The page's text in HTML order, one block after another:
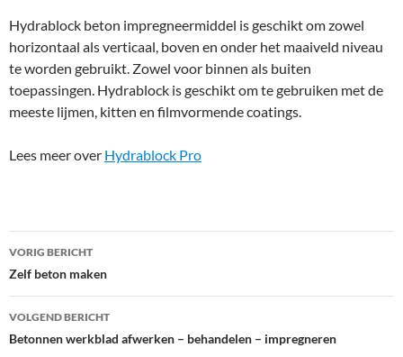
Hydrablock beton impregneermiddel is geschikt om zowel
horizontaal als verticaal, boven en onder het maaiveld niveau
te worden gebruikt. Zowel voor binnen als buiten
toepassingen. Hydrablock is geschikt om te gebruiken met de
meeste lijmen, kitten en filmvormende coatings.
Lees meer over Hydrablock Pro
Bericht
navigatie
VORIG BERICHT
Zelf beton maken
VOLGEND BERICHT
Betonnen werkblad afwerken – behandelen – impregneren